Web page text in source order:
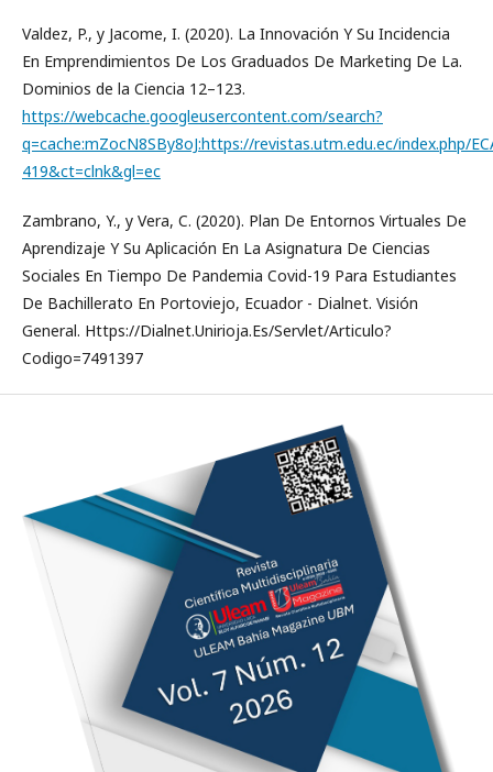
Valdez, P., y Jacome, I. (2020). La Innovación Y Su Incidencia
En Emprendimientos De Los Graduados De Marketing De La.
Dominios de la Ciencia 12–123.
https://webcache.googleusercontent.com/search?
q=cache:mZocN8SBy8oJ:https://revistas.utm.edu.ec/index.php/
419&ct=clnk&gl=ec
Zambrano, Y., y Vera, C. (2020). Plan De Entornos Virtuales De
Aprendizaje Y Su Aplicación En La Asignatura De Ciencias
Sociales En Tiempo De Pandemia Covid-19 Para Estudiantes
De Bachillerato En Portoviejo, Ecuador - Dialnet. Visión
General. Https://Dialnet.Unirioja.Es/Servlet/Articulo?
Codigo=7491397